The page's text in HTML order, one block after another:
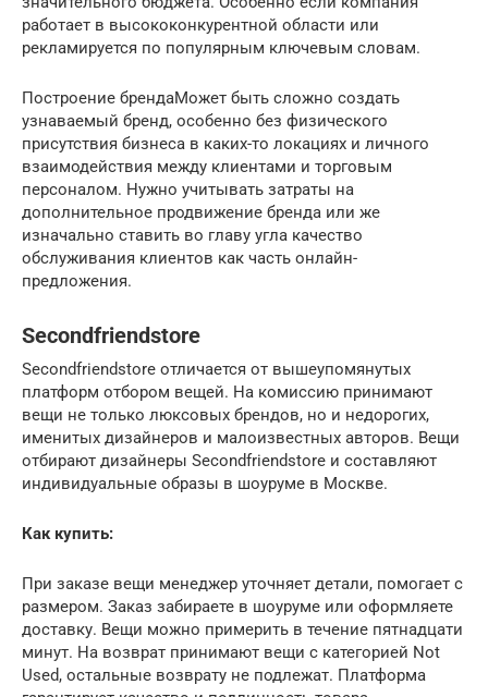
работает в высококонкурентной области или
рекламируется по популярным ключевым словам.
Построение брендаМожет быть сложно создать
узнаваемый бренд, особенно без физического
присутствия бизнеса в каких-то локациях и личного
взаимодействия между клиентами и торговым
персоналом. Нужно учитывать затраты на
дополнительное продвижение бренда или же
изначально ставить во главу угла качество
обслуживания клиентов как часть онлайн-
предложения.
Secondfriendstore
Secondfriendstore отличается от вышеупомянутых
платформ отбором вещей. На комиссию принимают
вещи не только люксовых брендов, но и недорогих,
именитых дизайнеров и малоизвестных авторов. Вещи
отбирают дизайнеры Secondfriendstore и составляют
индивидуальные образы в шоуруме в Москве.
Как купить:
При заказе вещи менеджер уточняет детали, помогает с
размером. Заказ забираете в шоуруме или оформляете
доставку. Вещи можно примерить в течение пятнадцати
минут. На возврат принимают вещи с категорией Not
Used, остальные возврату не подлежат. Платформа